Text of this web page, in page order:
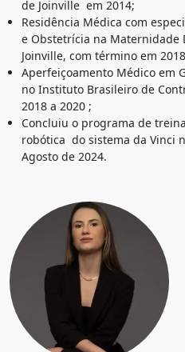
de Joinville em 2014;
Residência Médica com
e Obstetrícia na Maternidade
Joinville, com término em
Aperfeiçoamento Médico em
no Instituto Brasileiro de
2018 a 2020 ;
Concluiu o programa de
robótica do sistema da Vinci
Agosto de 2024.